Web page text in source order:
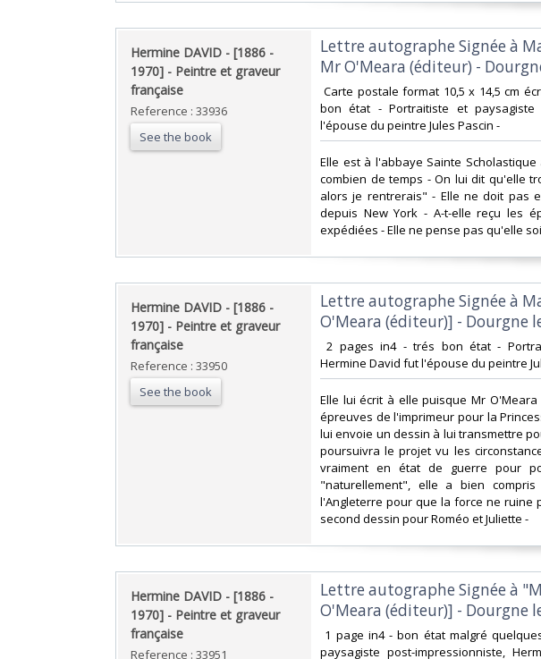
‎Hermine DAVID - [1886 -
1970] - Peintre et graveur
française‎
Reference : 33936
See the book
‎Lettre autographe Signée à
Mr O'Meara (éditeur) -
Carte postale format 10,5 x 14,5 cm
bon état - Portraitiste et paysagiste
l'épouse du peintre Jules Pascin -‎
‎Elle est à l'abbaye Sainte
combien de temps - On lui dit qu'elle
alors je rentrerais" - Elle ne doit pas
depuis New York - A-t-elle reçu les
expédiées - Elle ne pense pas qu'elle
‎Hermine DAVID - [1886 -
1970] - Peintre et graveur
française‎
Reference : 33950
See the book
‎Lettre autographe Signée à
O'Meara (éditeur)] - Dourgne
2 pages in4 - trés bon état -
Hermine David fut l'épouse du peintre
‎Elle lui écrit à elle puisque Mr
épreuves de l'imprimeur pour la
lui envoie un dessin à lui transmettre
poursuivra le projet vu les
vraiment en état de guerre pour
"naturellement", elle a bien
l'Angleterre pour que la force ne ruine
second dessin pour Roméo et Juliette - ‎
‎Hermine DAVID - [1886 -
1970] - Peintre et graveur
française‎
Reference : 33951
‎Lettre autographe Signée à
O'Meara (éditeur)] - Dourgne
1 page in4 - bon état malgré
paysagiste post-impressionniste,